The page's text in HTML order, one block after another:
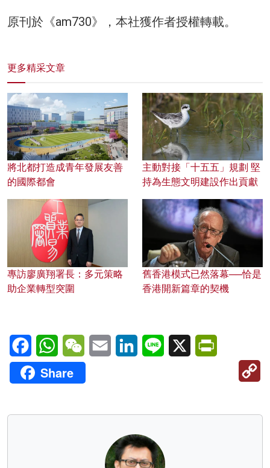
原刊於《am730》，本社獲作者授權轉載。
更多精采文章
將北都打造成青年發展友善
的國際都會
主動對接「十五五」規劃 堅
持為生態文明建設作出貢獻
專訪廖廣翔署長：多元策略
助企業轉型突圍
舊香港模式已然落幕──恰是
香港開新篇章的契機
FacebookWhatsAppWeChatEmail LinkedInLine X
Share